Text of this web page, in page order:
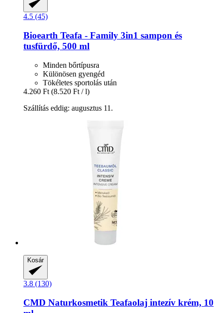
4.5 (45)
Bioearth Teafa -​ Family 3in1 sampon és
tusfürdő, 500 ml
Minden bőrtípusra
Különösen gyengéd
Tökéletes sportolás után
4.260 Ft (8.520 Ft / l)
Szállítás eddig: augusztus 11.
Kosár
3.8 (130)
CMD Naturkosmetik Teafaolaj intezív krém, 10